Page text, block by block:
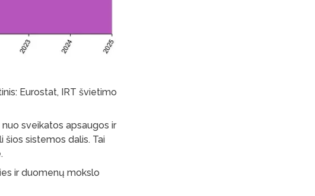
Eurostat, IRT švietimo
sveikatos apsaugos ir
sistemos dalis. Tai
ir duomenų mokslo